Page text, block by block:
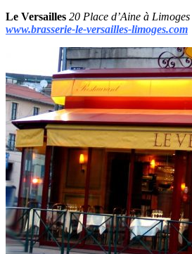
Le Versailles 20 Place d’Aine à Limoges
www.brasserie-le-versailles-limoges.com